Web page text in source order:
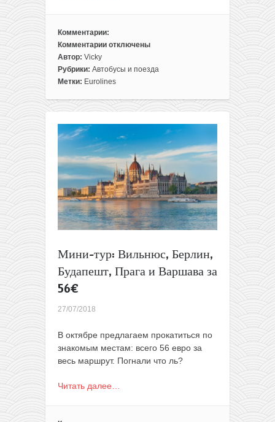
Комментарии:
Комментарии
к
записи
Новый
автобус
бизнес-
класса
из
Каунаса
в
Ригу
всего
(сентябрь-
отключены
Автор: Vicky
Рубрики: Автобусы и поезда
Метки: Eurolines
Мини-тур: Вильнюс, Берлин,
Будапешт, Прага и Варшава за
56€
27/07/2018
В октябре предлагаем прокатиться по
знакомым местам: всего 56 евро за
весь маршрут. Погнали что ль?
Читать далее…